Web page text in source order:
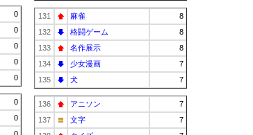
0
0
0
0
0
0
0
131 麻雀
8
132
格闘ゲーム
8
133
名作展示
8
134
少女漫画
7
135
犬 7
136 アニソン
7
137
文字
7